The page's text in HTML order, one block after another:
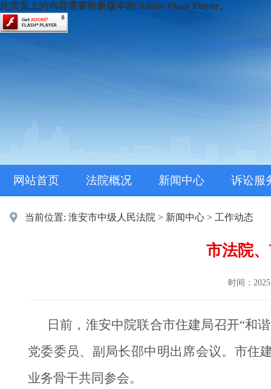
此页面上的内容需要较新版本的 Adobe Flash Player。
网站首页 法院概况 新闻中心 诉讼服
当前位置: 淮安市中级人民法院 > 新闻中心 > 工作动态
市法院
时间：
日前，淮安中院联合市住建局召开“和
党委委员、副局长邵中明出席会议。市住
业务骨干共同参会。